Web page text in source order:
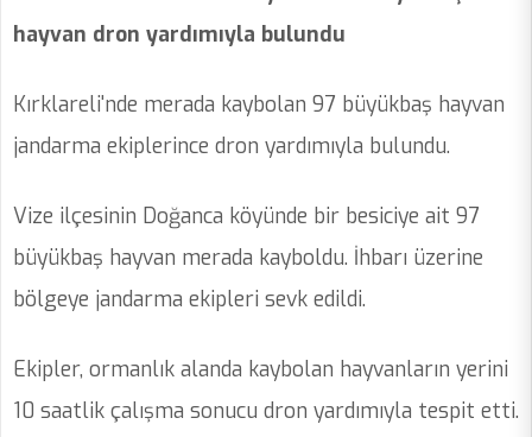
hayvan dron yardımıyla bulundu
Kırklareli'nde merada kaybolan 97 büyükbaş hayvan
jandarma ekiplerince dron yardımıyla bulundu.
Vize ilçesinin Doğanca köyünde bir besiciye ait 97
büyükbaş hayvan merada kayboldu. İhbarı üzerine
bölgeye jandarma ekipleri sevk edildi.
Ekipler, ormanlık alanda kaybolan hayvanların yerini
10 saatlik çalışma sonucu dron yardımıyla tespit etti.